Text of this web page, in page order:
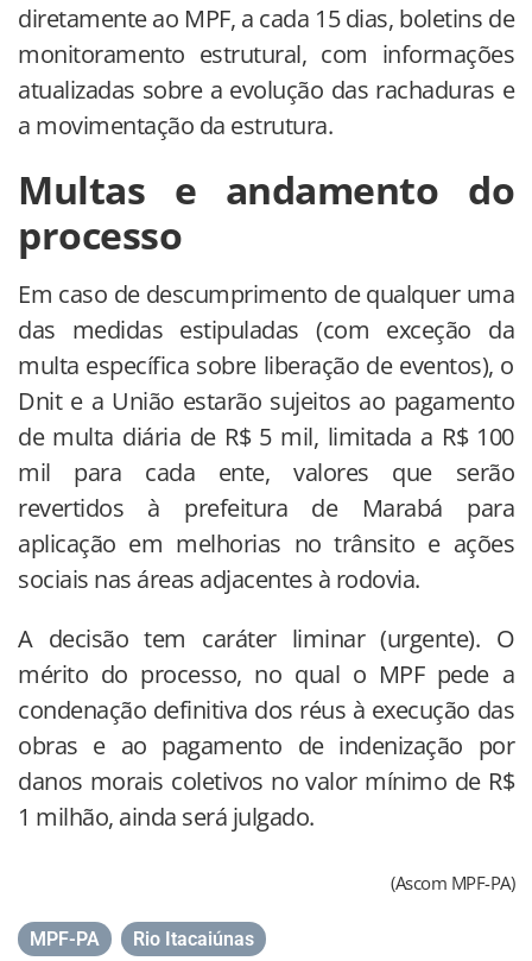
diretamente ao MPF, a cada 15 dias, boletins de
monitoramento estrutural, com informações
atualizadas sobre a evolução das rachaduras e
a movimentação da estrutura.
Multas e andamento do
processo
Em caso de descumprimento de qualquer uma
das medidas estipuladas (com exceção da
multa específica sobre liberação de eventos), o
Dnit e a União estarão sujeitos ao pagamento
de multa diária de R$ 5 mil, limitada a R$ 100
mil para cada ente, valores que serão
revertidos à prefeitura de Marabá para
aplicação em melhorias no trânsito e ações
sociais nas áreas adjacentes à rodovia.
A decisão tem caráter liminar (urgente). O
mérito do processo, no qual o MPF pede a
condenação definitiva dos réus à execução das
obras e ao pagamento de indenização por
danos morais coletivos no valor mínimo de R$
1 milhão, ainda será julgado.
(Ascom MPF-PA)
MPF-PA Rio Itacaiúnas